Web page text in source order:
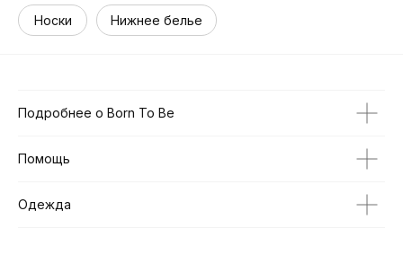
Носки Нижнее белье
Подробнее о Born To Be
Помощь
Одежда